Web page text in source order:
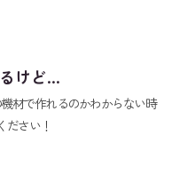
けど…
材で作れるのかわからない時
ださい！